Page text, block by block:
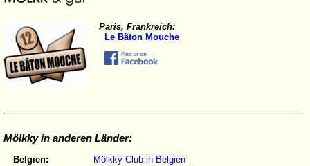
Paris, Frankreich:
Le Bâton Mouche
Mölkky in anderen Länder:
Belgien:
Mölkky Club in Belgien